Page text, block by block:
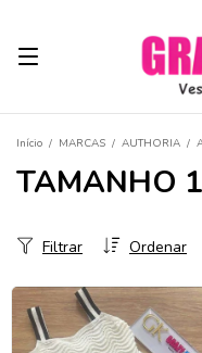
Início / MARCAS / AUTHORIA /
TAMANHO
Ordenar
Filtrar